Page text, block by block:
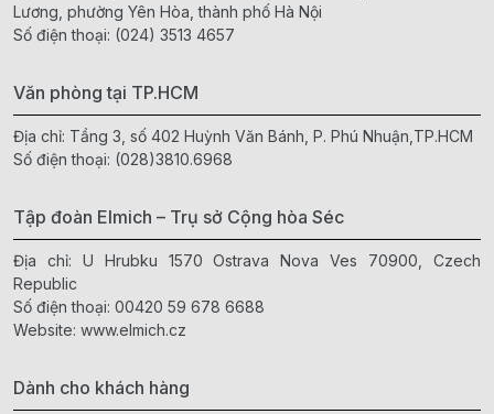
Lương, phường Yên Hòa, thành phố Hà Nội
Số điện thoại: (024) 3513 4657
Văn phòng tại TP.HCM
Địa chỉ: Tầng 3, số 402 Huỳnh Văn Bánh, P. Phú Nhuận,TP.HCM
Số điện thoại: (028)3810.6968
Tập đoàn Elmich – Trụ sở Cộng hòa Séc
Địa chỉ: U Hrubku 1570 Ostrava Nova Ves 70900, Czech
Republic
Số điện thoại: 00420 59 678 6688
Website: www.elmich.cz
Dành cho khách hàng